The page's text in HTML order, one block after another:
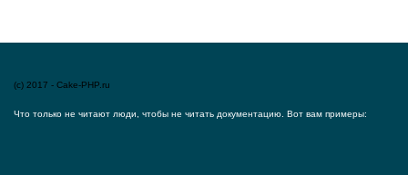
(c) 2017 - Cake-PHP.ru
Что только не читают люди, чтобы не читать документацию. Вот вам примеры: